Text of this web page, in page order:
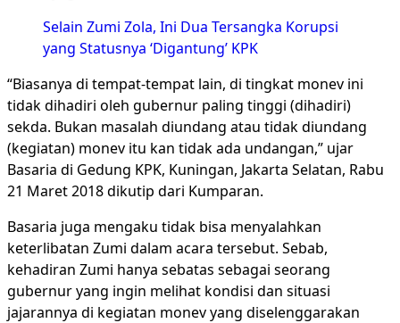
Selain Zumi Zola, Ini Dua Tersangka Korupsi
yang Statusnya ‘Digantung’ KPK
“Biasanya di tempat-tempat lain, di tingkat monev ini
tidak dihadiri oleh gubernur paling tinggi (dihadiri)
sekda. Bukan masalah diundang atau tidak diundang
(kegiatan) monev itu kan tidak ada undangan,” ujar
Basaria di Gedung KPK, Kuningan, Jakarta Selatan, Rabu
21 Maret 2018 dikutip dari Kumparan.
Basaria juga mengaku tidak bisa menyalahkan
keterlibatan Zumi dalam acara tersebut. Sebab,
kehadiran Zumi hanya sebatas sebagai seorang
gubernur yang ingin melihat kondisi dan situasi
jajarannya di kegiatan monev yang diselenggarakan